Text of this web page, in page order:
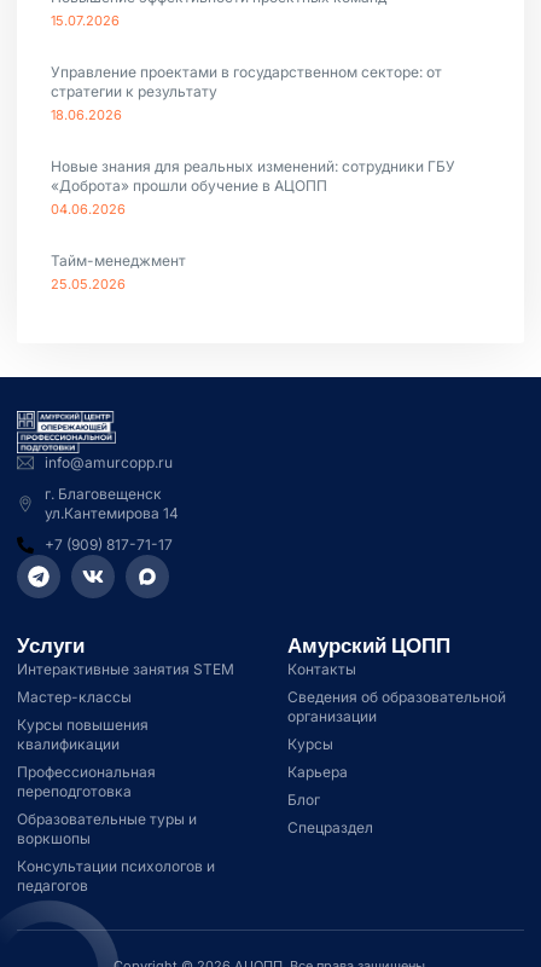
15.07.2026
Управление проектами в государственном секторе: от
стратегии к результату
18.06.2026
Новые знания для реальных изменений: сотрудники ГБУ
«Доброта» прошли обучение в АЦОПП
04.06.2026
Тайм-менеджмент
25.05.2026
info@amurcopp.ru
г. Благовещенск
ул.Кантемирова 14
+7 (909) 817-71-17
Услуги
Интерактивные занятия STEM
Мастер-классы
Курсы повышения
квалификации
Профессиональная
переподготовка
Образовательные туры и
воркшопы
Консультации психологов и
педагогов
Амурский ЦОПП
Контакты
Сведения об образовательной
организации
Курсы
Карьера
Блог
Спецраздел